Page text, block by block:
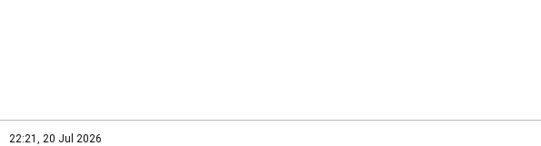
22:21, 20 Jul 2026